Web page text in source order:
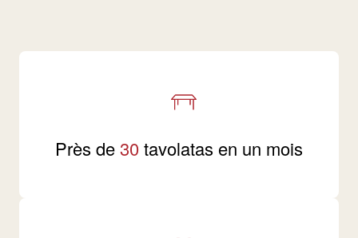
Près de30tavolatas en un mois